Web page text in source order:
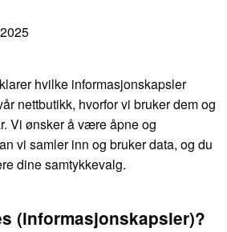
hvilke informasjonskapsler
nettbutikk, hvorfor vi bruker dem og
Vi ønsker å være åpne og
vi samler inn og bruker data, og du
dine samtykkevalg.
(informasjonskapsler)?